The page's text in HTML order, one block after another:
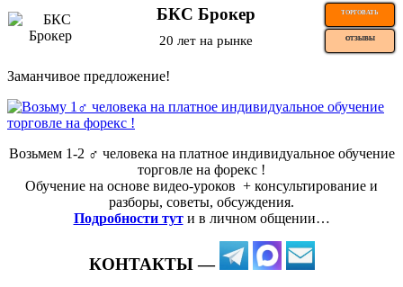
БКС Брокер ТОРГОВАТЬ
20 лет на рынке ОТЗЫВЫ
Заманчивое предложение!
Возьмем 1-2 ‍♂️ человека на платное индивидуальное обучение
торговле на форекс !
Обучение на основе видео-уроков ️ + консультирование и
разборы, советы, обсуждения.
Подробности тут и в личном общении…
КОНТАКТЫ —